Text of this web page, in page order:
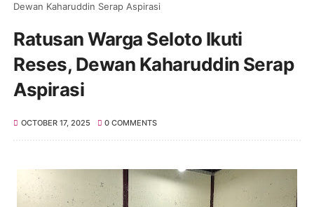
Dewan Kaharuddin Serap Aspirasi
Ratusan Warga Seloto Ikuti
Reses, Dewan Kaharuddin Serap
Aspirasi
OCTOBER 17, 2025 0 COMMENTS